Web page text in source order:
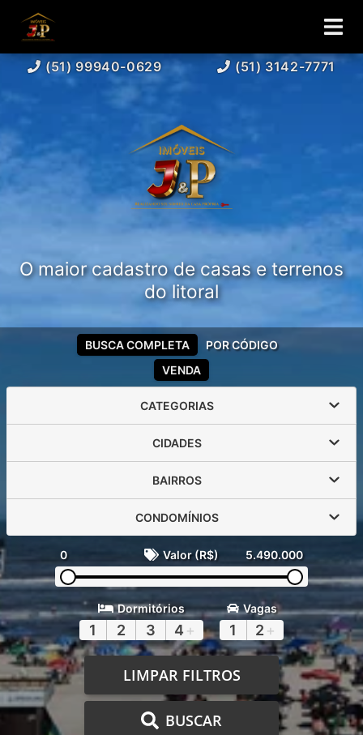
(51) 99940-0629 (51) 3142-7771
O maior cadastro de casas e terrenos
do litoral
VENDA
BUSCA COMPLETA POR CÓDIGO
CATEGORIAS
CIDADES
BAIRROS
CONDOMÍNIOS
0 Valor (R$) 5.490.000
Dormitórios
1 2 3 4 +
Vagas
1 2 +
LIMPAR FILTROS
BUSCAR